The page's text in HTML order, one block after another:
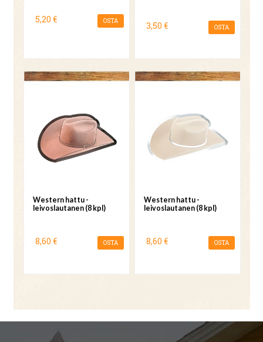
5,20 € OSTA 3,50 € OSTA
Western hattu -
leivoslautanen (8 kpl)
8,60 € OSTA
Western hattu -
leivoslautanen (8 kpl)
8,60 € OSTA